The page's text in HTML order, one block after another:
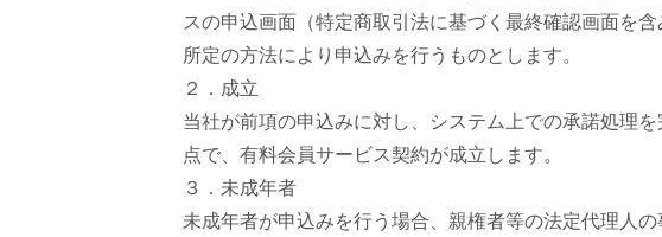
スの申込画面（特定商取引法に基づく最終確認画面を
所定の方法により申込みを行うものとします。
２．成立
当社が前項の申込みに対し、システム上での承諾処理
点で、有料会員サービス契約が成立します。
３．未成年者
未成年者が申込みを行う場合、親権者等の法定代理人